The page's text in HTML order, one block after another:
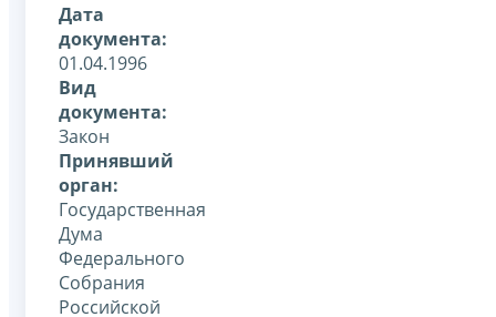
Дата
документа:
01.04.1996
Вид
документа:
Закон
Принявший
орган:
Государственная
Дума
Федерального
Собрания
Российской